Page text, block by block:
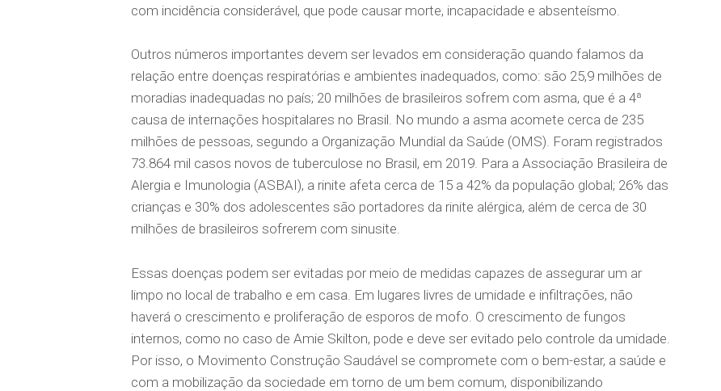
com incidência considerável, que pode causar morte, incapacidade e absenteísmo.
Outros números importantes devem ser levados em consideração quando falamos da
relação entre doenças respiratórias e ambientes inadequados, como: são 25,9 milhões de
moradias inadequadas no país; 20 milhões de brasileiros sofrem com asma, que é a 4ª
causa de internações hospitalares no Brasil. No mundo a asma acomete cerca de 235
milhões de pessoas, segundo a Organização Mundial da Saúde (OMS). Foram registrados
73.864 mil casos novos de tuberculose no Brasil, em 2019. Para a Associação Brasileira de
Alergia e Imunologia (ASBAI), a rinite afeta cerca de 15 a 42% da população global; 26% das
crianças e 30% dos adolescentes são portadores da rinite alérgica, além de cerca de 30
milhões de brasileiros sofrerem com sinusite.
Essas doenças podem ser evitadas por meio de medidas capazes de assegurar um ar
limpo no local de trabalho e em casa. Em lugares livres de umidade e infiltrações, não
haverá o crescimento e proliferação de esporos de mofo. O crescimento de fungos
internos, como no caso de Amie Skilton, pode e deve ser evitado pelo controle da umidade.
Por isso, o Movimento Construção Saudável se compromete com o bem-estar, a saúde e
com a mobilização da sociedade em torno de um bem comum, disponibilizando